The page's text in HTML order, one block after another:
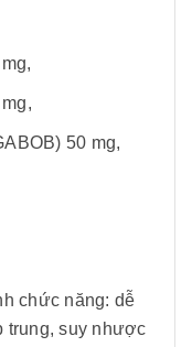
50 mg,
chức năng: dễ
trung, suy nhược